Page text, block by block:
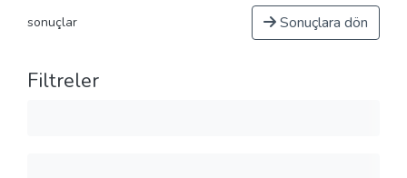
sonuçlar Sonuçlara dön
Filtreler